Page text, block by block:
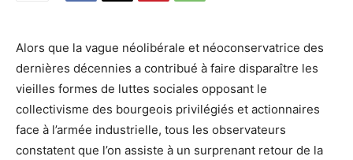
Alors que la vague néolibérale et néoconservatrice des
dernières décennies a contribué à faire disparaître les
vieilles formes de luttes sociales opposant le
collectivisme des bourgeois privilégiés et actionnaires
face à l’armée industrielle, tous les observateurs
constatent que l’on assiste à un surprenant retour de la